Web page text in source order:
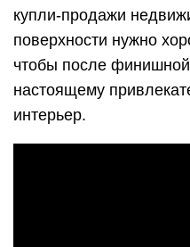
купли-продажи
поверхности нужно
чтобы после
настоящему
интерьер.